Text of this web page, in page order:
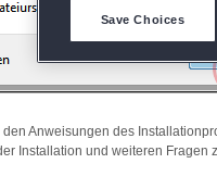
Anweisungen des
Installation und weiteren Fragen
Match and
Save Choices